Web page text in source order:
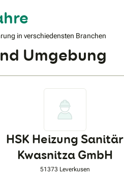
in verschiedensten Branchen
Umgebung
HSK Heizung Sanitär
Kwasnitza GmbH
51373 Leverkusen